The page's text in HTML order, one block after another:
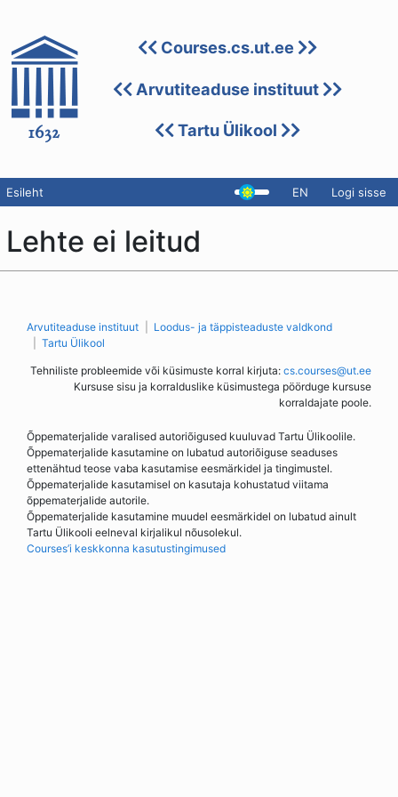
Courses.cs.ut.ee
Arvutiteaduse instituut
Tartu Ülikool
Esileht EN Logi sisse
Lehte ei leitud
Arvutiteaduse instituut
Loodus- ja täppisteaduste valdkond
Tartu Ülikool
Tehniliste probleemide või küsimuste korral kirjuta: cs.courses@ut.ee
Kursuse sisu ja korralduslike küsimustega pöörduge kursuse
korraldajate poole.
Õppematerjalide varalised autoriõigused kuuluvad Tartu Ülikoolile.
Õppematerjalide kasutamine on lubatud autoriõiguse seaduses
ettenähtud teose vaba kasutamise eesmärkidel ja tingimustel.
Õppematerjalide kasutamisel on kasutaja kohustatud viitama
õppematerjalide autorile.
Õppematerjalide kasutamine muudel eesmärkidel on lubatud ainult
Tartu Ülikooli eelneval kirjalikul nõusolekul.
Courses’i keskkonna kasutustingimused